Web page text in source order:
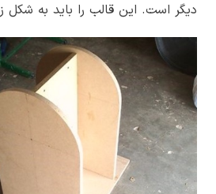
دیگر است. این قالب را باید به شکل